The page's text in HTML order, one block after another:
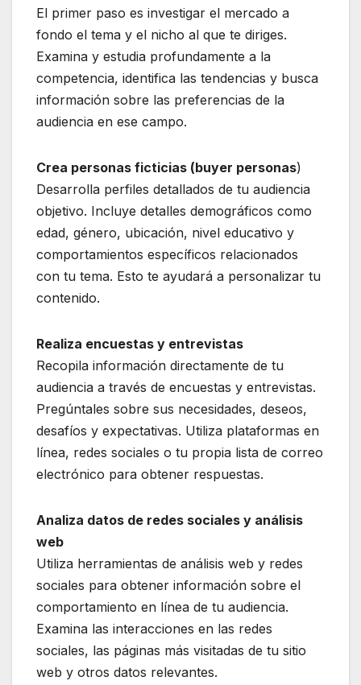
El primer paso es investigar el mercado a
fondo el tema y el nicho al que te diriges.
Examina y estudia profundamente a la
competencia, identifica las tendencias y busca
información sobre las preferencias de la
audiencia en ese campo.
Crea personas ficticias (buyer personas)
Desarrolla perfiles detallados de tu audiencia
objetivo. Incluye detalles demográficos como
edad, género, ubicación, nivel educativo y
comportamientos específicos relacionados
con tu tema. Esto te ayudará a personalizar tu
contenido.
Realiza encuestas y entrevistas
Recopila información directamente de tu
audiencia a través de encuestas y entrevistas.
Pregúntales sobre sus necesidades, deseos,
desafíos y expectativas. Utiliza plataformas en
línea, redes sociales o tu propia lista de correo
electrónico para obtener respuestas.
Analiza datos de redes sociales y análisis
web
Utiliza herramientas de análisis web y redes
sociales para obtener información sobre el
comportamiento en línea de tu audiencia.
Examina las interacciones en las redes
sociales, las páginas más visitadas de tu sitio
web y otros datos relevantes.